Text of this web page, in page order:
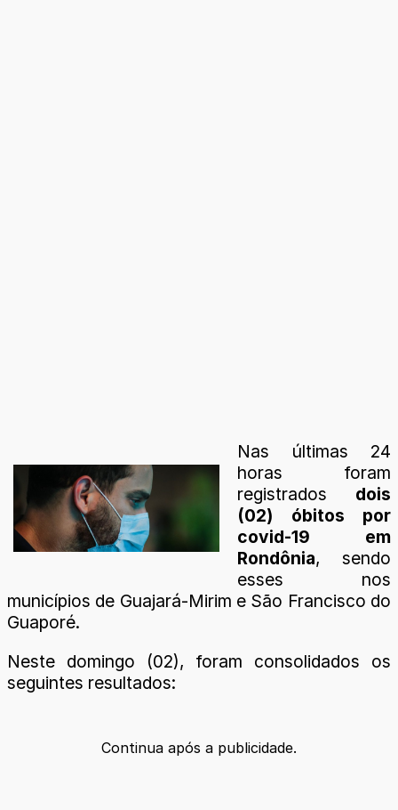
Nas últimas 24
horas foram
registrados dois
(02) óbitos por
covid-19 em
Rondônia, sendo
esses nos
municípios de Guajará-Mirim e São Francisco do
Guaporé.
Neste domingo (02), foram consolidados os
seguintes resultados:
Continua após a publicidade.